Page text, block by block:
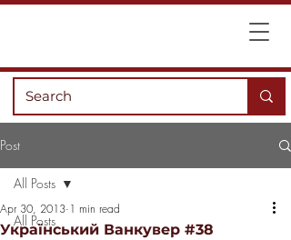
Post
All Posts
All Posts
Український Ванкувер #38
Apr 30, 2013 1 min read